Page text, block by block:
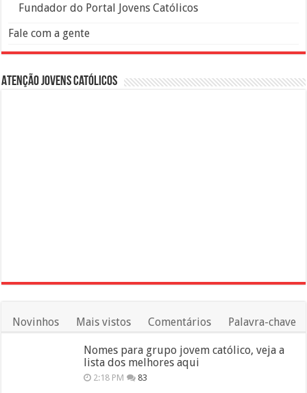
Fundador do Portal Jovens Católicos
Fale com a gente
Atenção Jovens Católicos
Novinhos Mais vistos Comentários Palavra-chave
Nomes para grupo jovem católico, veja a
lista dos melhores aqui
2:18 PM 83